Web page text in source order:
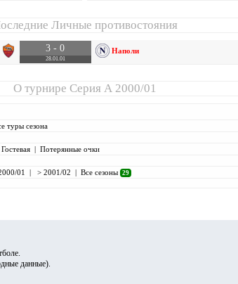
Личные противостояния
3 - 0
28.01.01
Наполи
О турнире Серия А 2000/01
туры сезона
Гостевая| Потерянные очки
01 | > 2001/02 | Все сезоны 29
данные).